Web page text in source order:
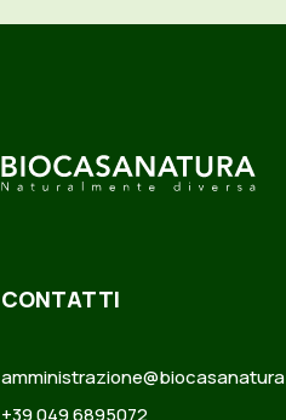
CONTATTI
+39 049 6895072